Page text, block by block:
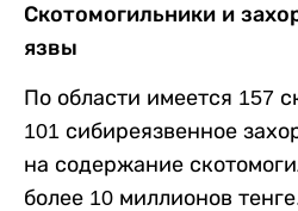
Скотомогильники и
язвы
По области имеется 157
101 сибиреязвенное
на содержание
более 10 миллионов